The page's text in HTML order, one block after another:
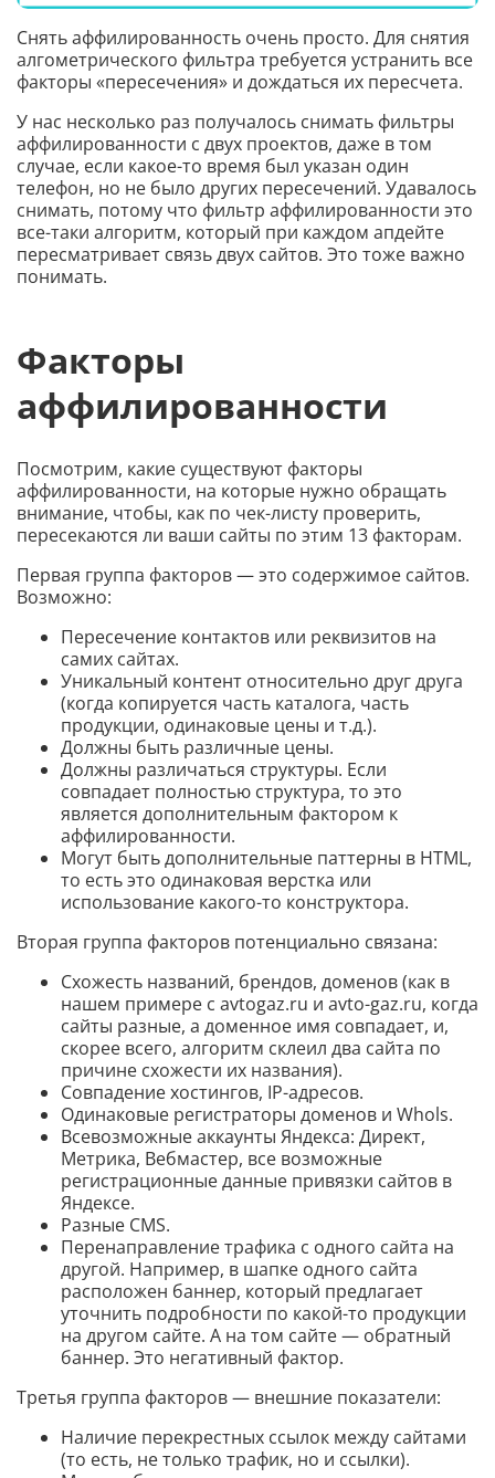
Снять аффилированность очень просто. Для снятия
алгометрического фильтра требуется устранить все
факторы «пересечения» и дождаться их пересчета.
У нас несколько раз получалось снимать фильтры
аффилированности с двух проектов, даже в том
случае, если какое-то время был указан один
телефон, но не было других пересечений. Удавалось
снимать, потому что фильтр аффилированности это
все-таки алгоритм, который при каждом апдейте
пересматривает связь двух сайтов. Это тоже важно
понимать.
Факторы
аффилированности
Посмотрим, какие существуют факторы
аффилированности, на которые нужно обращать
внимание, чтобы, как по чек-листу проверить,
пересекаются ли ваши сайты по этим 13 факторам.
Первая группа факторов — это содержимое сайтов.
Возможно:
Пересечение контактов или реквизитов на
самих сайтах.
Уникальный контент относительно друг друга
(когда копируется часть каталога, часть
продукции, одинаковые цены и т.д.).
Должны быть различные цены.
Должны различаться структуры. Если
совпадает полностью структура, то это
является дополнительным фактором к
аффилированности.
Могут быть дополнительные паттерны в HTML,
то есть это одинаковая верстка или
использование какого-то конструктора.
Вторая группа факторов потенциально связана:
Схожесть названий, брендов, доменов (как в
нашем примере с avtogaz.ru и avto-gaz.ru, когда
сайты разные, а доменное имя совпадает, и,
скорее всего, алгоритм склеил два сайта по
причине схожести их названия).
Совпадение хостингов, IP-адресов.
Одинаковые регистраторы доменов и Whols.
Всевозможные аккаунты Яндекса: Директ,
Метрика, Вебмастер, все возможные
регистрационные данные привязки сайтов в
Яндексе.
Разные CMS.
Перенаправление трафика с одного сайта на
другой. Например, в шапке одного сайта
расположен баннер, который предлагает
уточнить подробности по какой-то продукции
на другом сайте. А на том сайте — обратный
баннер. Это негативный фактор.
Третья группа факторов — внешние показатели:
Наличие перекрестных ссылок между сайтами
(то есть, не только трафик, но и ссылки).